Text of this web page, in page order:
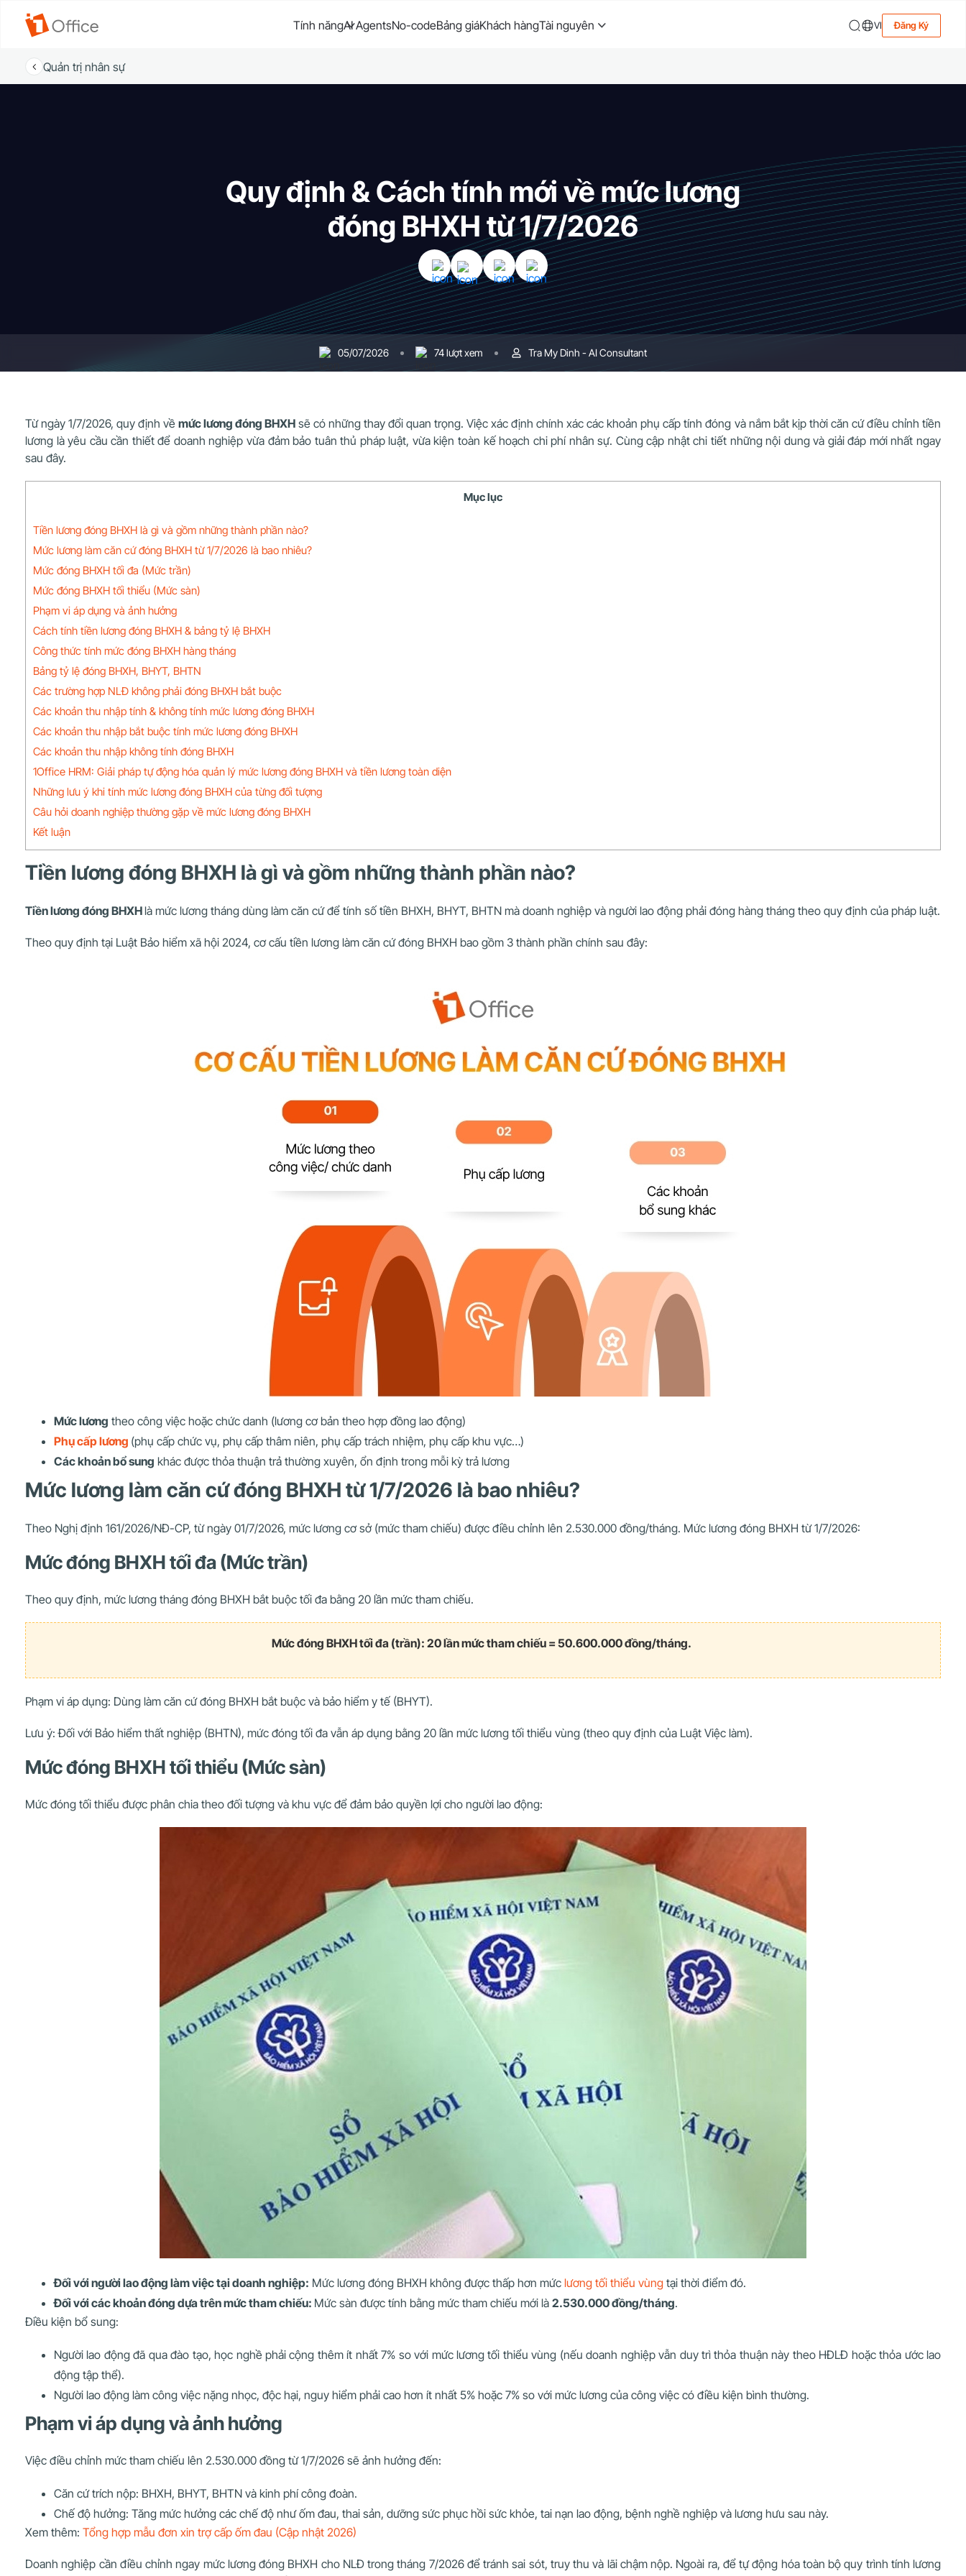
Tính năngAI AgentsNo-codeBảng giáKhách hàngTài nguyên VI Đăng Ký
Quản trị nhân sự
Quy định & Cách tính mới về mức lương
đóng BHXH từ 1/7/2026
05/07/2026 74 lượt xem Tra My Dinh - AI Consultant
Từ ngày 1/7/2026, quy định vềmức lương đóng BHXH sẽ có những thay đổi quan trọng. Việc xác định chính xác các khoản phụ cấp tính đóng và nắm bắt kịp thời căn cứ điều chỉnh tiền
lương là yêu cầu cần thiết để doanh nghiệp vừa đảm bảo tuân thủ pháp luật, vừa kiện toàn kế hoạch chi phí nhân sự. Cùng cập nhật chi tiết những nội dung và giải đáp mới nhất ngay
sau đây.
Mục lục
Tiền lương đóng BHXH là gì và gồm những thành phần nào?
Mức lương làm căn cứ đóng BHXH từ 1/7/2026 là bao nhiêu?
Mức đóng BHXH tối đa (Mức trần)
Mức đóng BHXH tối thiểu (Mức sàn)
Phạm vi áp dụng và ảnh hưởng
Cách tính tiền lương đóng BHXH & bảng tỷ lệ BHXH
Công thức tính mức đóng BHXH hàng tháng
Bảng tỷ lệ đóng BHXH, BHYT, BHTN
Các trường hợp NLĐ không phải đóng BHXH bắt buộc
Các khoản thu nhập tính & không tính mức lương đóng BHXH
Các khoản thu nhập bắt buộc tính mức lương đóng BHXH
Các khoản thu nhập không tính đóng BHXH
1Office HRM: Giải pháp tự động hóa quản lý mức lương đóng BHXH và tiền lương toàn diện
Những lưu ý khi tính mức lương đóng BHXH của từng đối tượng
Câu hỏi doanh nghiệp thường gặp về mức lương đóng BHXH
Kết luận
Tiền lương đóng BHXH là gì và gồm những thành phần nào?
Tiền lương đóng BHXHlà mức lương tháng dùng làm căn cứ để tính số tiền BHXH, BHYT, BHTN mà doanh nghiệp và người lao động phải đóng hàng tháng theo quy định của pháp luật.
Theo quy định tại Luật Bảo hiểm xã hội 2024, cơ cấu tiền lương làm căn cứ đóng BHXH bao gồm 3 thành phần chính sau đây:
Mức lương theo công việc hoặc chức danh (lương cơ bản theo hợp đồng lao động)
Phụ cấp lương (phụ cấp chức vụ, phụ cấp thâm niên, phụ cấp trách nhiệm, phụ cấp khu vực…)
Các khoản bổ sung khác được thỏa thuận trả thường xuyên, ổn định trong mỗi kỳ trả lương
Mức lương làm căn cứ đóng BHXH từ 1/7/2026 là bao nhiêu?
Theo Nghị định 161/2026/NĐ-CP, từ ngày 01/7/2026, mức lương cơ sở (mức tham chiếu) được điều chỉnh lên 2.530.000 đồng/tháng. Mức lương đóng BHXH từ 1/7/2026:
Mức đóng BHXH tối đa (Mức trần)
Theo quy định, mức lương tháng đóng BHXH bắt buộc tối đa bằng 20 lần mức tham chiếu.
Mức đóng BHXH tối đa (trần): 20 lần mức tham chiếu = 50.600.000 đồng/tháng.
Phạm vi áp dụng: Dùng làm căn cứ đóng BHXH bắt buộc và bảo hiểm y tế (BHYT).
Lưu ý: Đối với Bảo hiểm thất nghiệp (BHTN), mức đóng tối đa vẫn áp dụng bằng 20 lần mức lương tối thiểu vùng (theo quy định của Luật Việc làm).
Mức đóng BHXH tối thiểu (Mức sàn)
Mức đóng tối thiểu được phân chia theo đối tượng và khu vực để đảm bảo quyền lợi cho người lao động:
Đối với người lao động làm việc tại doanh nghiệp: Mức lương đóng BHXH không được thấp hơn mức lương tối thiểu vùng tại thời điểm đó.
Đối với các khoản đóng dựa trên mức tham chiếu: Mức sàn được tính bằng mức tham chiếu mới là 2.530.000 đồng/tháng.
Điều kiện bổ sung:
Người lao động đã qua đào tạo, học nghề phải cộng thêm ít nhất 7% so với mức lương tối thiểu vùng (nếu doanh nghiệp vẫn duy trì thỏa thuận này theo HĐLĐ hoặc thỏa ước lao
động tập thể).
Người lao động làm công việc nặng nhọc, độc hại, nguy hiểm phải cao hơn ít nhất 5% hoặc 7% so với mức lương của công việc có điều kiện bình thường.
Phạm vi áp dụng và ảnh hưởng
Việc điều chỉnh mức tham chiếu lên 2.530.000 đồng từ 1/7/2026 sẽ ảnh hưởng đến:
Căn cứ trích nộp: BHXH, BHYT, BHTN và kinh phí công đoàn.
Chế độ hưởng: Tăng mức hưởng các chế độ như ốm đau, thai sản, dưỡng sức phục hồi sức khỏe, tai nạn lao động, bệnh nghề nghiệp và lương hưu sau này.
Xem thêm: Tổng hợp mẫu đơn xin trợ cấp ốm đau (Cập nhật 2026)
Doanh nghiệp cần điều chỉnh ngay mức lương đóng BHXH cho NLĐ trong tháng 7/2026 để tránh sai sót, truy thu và lãi chậm nộp. Ngoài ra, để tự động hóa toàn bộ quy trình tính lương